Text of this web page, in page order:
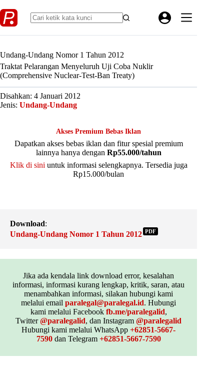
to
content
Undang-Undang Nomor 1 Tahun 2012
Traktat Pelarangan Menyeluruh Uji Coba Nuklir
(Comprehensive Nuclear-Test-Ban Treaty)
Disahkan: 4 Januari 2012
Jenis: Undang-Undang
Akses Premium Bebas Iklan
Dapatkan akses bebas iklan dan fitur spesial premium
lainnya hanya dengan Rp55.000/tahun
Klik di sini untuk informasi selengkapnya. Tersedia juga
Rp15.000/bulan
Download:
Undang-Undang Nomor 1 Tahun 2012 PDF
Jika ada kendala link download error, kesalahan
informasi, informasi kurang lengkap, kritik, saran, atau
menambahkan informasi, silakan hubungi kami
melalui emailparalegal@paralegal.id. Hubungi
kami melalui Facebook fb.me/paralegalid,
Twitter@paralegalid, dan Instagram@paralegalid
Hubungi kami melalui WhatsApp+62851-5667-
7590dan Telegram +62851-5667-7590